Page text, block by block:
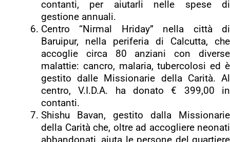
contanti, per aiutarli nelle spese di
gestione annuali.
Centro “Nirmal Hriday” nella città di
Baruipur, nella periferia di Calcutta, che
accoglie circa 80 anziani con diverse
malattie: cancro, malaria, tubercolosi ed è
gestito dalle Missionarie della Carità. Al
centro, V.I.D.A. ha donato € 399,00 in
contanti.
Shishu Bavan, gestito dalla Missionarie
della Carità che, oltre ad accogliere neonati
abbandonati, aiuta le persone del quartiere